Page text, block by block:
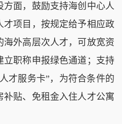
面，鼓励支持海创中心人
项目，按规定给予相应政
外高层次人才，可放宽资
立职称申报绿色通道；支持
才服务卡”，为符合条件的
补贴、免租金入住人才公寓